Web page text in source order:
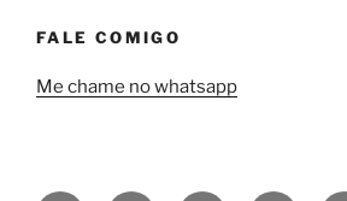
FALE COMIGO
Me chame no whatsapp